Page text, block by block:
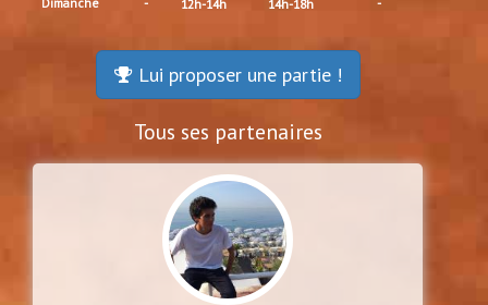
12h-14h 14h-18h
Lui proposer une partie !
Tous ses partenaires